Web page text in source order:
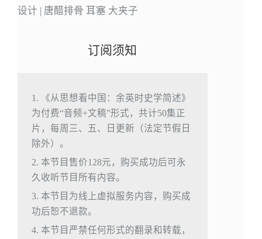
设计 | 唐醋排骨 耳塞 大夹子
订阅须知
1. 《从思想看中国：余英时史学简述》
为付费“音频+文稿”形式，共计50集正
片，每周三、五、日更新（法定节假日
除外）。
2. 本节目售价128元，购买成功后可永
久收听节目所有内容。
3. 本节目为线上虚拟服务内容，购买成
功后恕不退款。
4. 本节目严禁任何形式的翻录和转载，